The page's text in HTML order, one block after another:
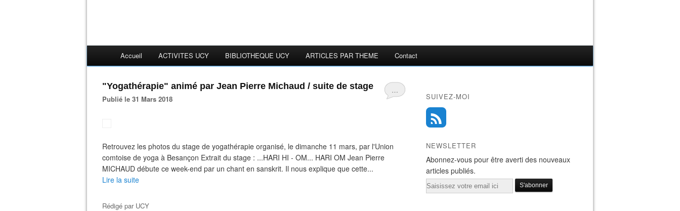
Accueil ACTIVITES UCY BIBLIOTHEQUE UCY ARTICLES PAR THEME Contact
…
"Yogathérapie" animé par Jean Pierre Michaud / suite de stage
Publié le 31 Mars 2018
Retrouvez les photos du stage de yogathérapie organisé, le dimanche 11 mars, par l'Union
comtoise de yoga à Besançon Extrait du stage : ...HARI HI - OM... HARI OM Jean Pierre
MICHAUD débute ce week-end par un chant en sanskrit. Il nous explique que cette...
Lire la suite
Rédigé par UCY
SUIVEZ-MOI
NEWSLETTER
Abonnez-vous pour être averti des nouveaux
articles publiés.
Email